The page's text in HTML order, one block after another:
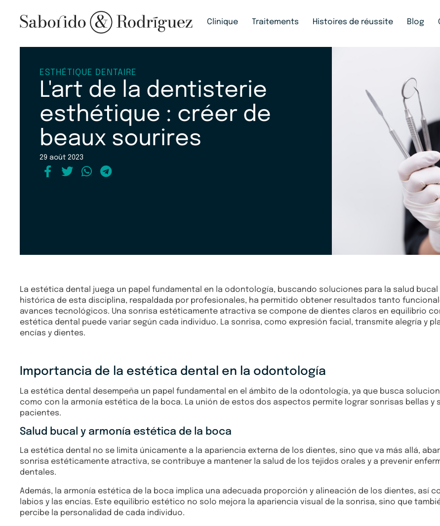
Clinique Traitements Histoires de réussite Blog
ESTHÉTIQUE DENTAIRE
L'art de la dentisterie
esthétique : créer de
beaux sourires
29 août 2023
La estética dental juega un papel fundamental en la odontología, buscando soluciones para la salud
histórica de esta disciplina, respaldada por profesionales, ha permitido obtener resultados tanto
avances tecnológicos. Una sonrisa estéticamente atractiva se compone de dientes claros en equilibrio
estética dental puede variar según cada individuo. La sonrisa, como expresión facial, transmite alegría y
encías y dientes.
Importancia de la estética dental en la odontología
La estética dental desempeña un papel fundamental en el ámbito de la odontología, ya que busca
como con la armonía estética de la boca. La unión de estos dos aspectos permite lograr sonrisas bellas y
pacientes.
Salud bucal y armonía estética de la boca
La estética dental no se limita únicamente a la apariencia externa de los dientes, sino que va más allá,
sonrisa estéticamente atractiva, se contribuye a mantener la salud de los tejidos orales y a prevenir
dentales.
Además, la armonía estética de la boca implica una adecuada proporción y alineación de los dientes, así
labios y las encías. Este equilibrio estético no solo mejora la apariencia visual de la sonrisa, sino que
percibe la personalidad de cada individuo.